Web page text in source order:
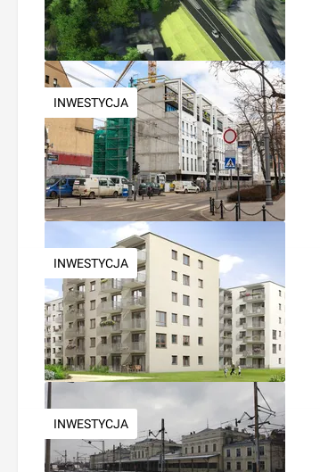
INWESTYCJA
INWESTYCJA
INWESTYCJA